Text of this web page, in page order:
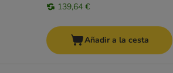
139,64 €
Añadir a la cesta